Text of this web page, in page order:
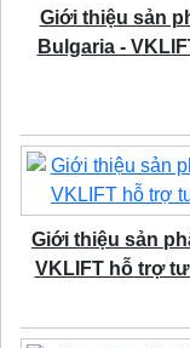
Giới thiệu sản
Bulgaria -
Giới thiệu sản
VKLIFT hỗ trợ